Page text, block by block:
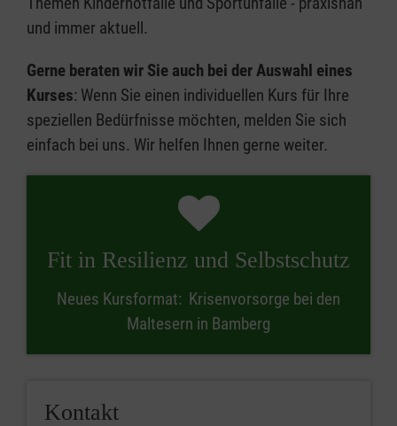
und immer aktuell.
Gerne beraten wir Sie auch bei der Auswahl eines
Kurses: Wenn Sie einen individuellen Kurs für Ihre
speziellen Bedürfnisse möchten, melden Sie sich
einfach bei uns. Wir helfen Ihnen gerne weiter.
Fit in Resilienz und Selbstschutz
Neues Kursformat: Krisenvorsorge bei den
Maltesern in Bamberg
Kontakt